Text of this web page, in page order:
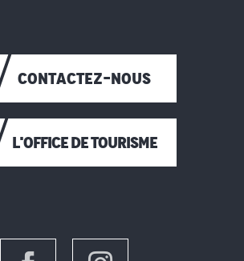
CONTACTEZ-NOUS
L'OFFICE DE TOURISME